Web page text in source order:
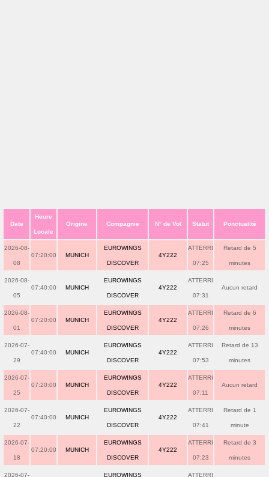
Date
Heure
Locale
Origine Compagnie N° de Vol Statut Ponctualité
2026-08-
08
07:20:00 MUNICH
EUROWINGS
DISCOVER
4Y222
ATTERRI
07:25
Retard de 5
minutes
2026-08-
05
07:40:00 MUNICH
EUROWINGS
DISCOVER
4Y222
ATTERRI
07:31
Aucun retard
2026-08-
01
07:20:00 MUNICH
EUROWINGS
DISCOVER
4Y222
ATTERRI
07:26
Retard de 6
minutes
2026-07-
29
07:40:00 MUNICH
EUROWINGS
DISCOVER
4Y222
ATTERRI
07:53
Retard de 13
minutes
2026-07-
25
07:20:00 MUNICH
EUROWINGS
DISCOVER
4Y222
ATTERRI
07:11
Aucun retard
2026-07-
22
07:40:00 MUNICH
EUROWINGS
DISCOVER
4Y222
ATTERRI
07:41
Retard de 1
minute
2026-07-
18
07:20:00 MUNICH
EUROWINGS
DISCOVER
4Y222
ATTERRI
07:23
Retard de 3
minutes
2026-07- EUROWINGS ATTERRI